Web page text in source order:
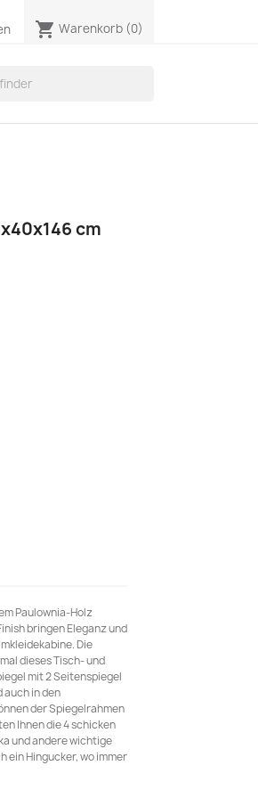
shopping_cart Warenkorb (0)
cm
Paulownia-Holz
bringen Eleganz und
Die
dieses Tisch- und
mit 2 Seitenspiegel
in den
der Spiegelrahmen
Ihnen die 4 schicken
und andere wichtige
ein Hingucker, wo immer